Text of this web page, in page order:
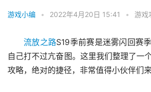
游戏小编 • 2022年4月20日 15:41 • 游戏
流放之路S19季前赛是迷雾闪回赛
自己打不过亢奋图。这里我们整理了一
攻略，绝对的捷径，非常值得小伙伴们